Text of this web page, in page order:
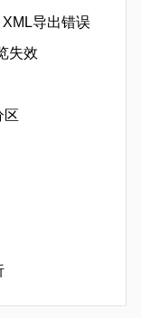
导出错误
失效
区